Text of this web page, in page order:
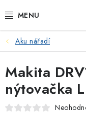
na
AKU NÁŘADÍ
ELEKTRICKÉ NÁŘADÍ
PŘÍSLUŠENSTVÍ
Aku nářadí
Makita
nýtovačka